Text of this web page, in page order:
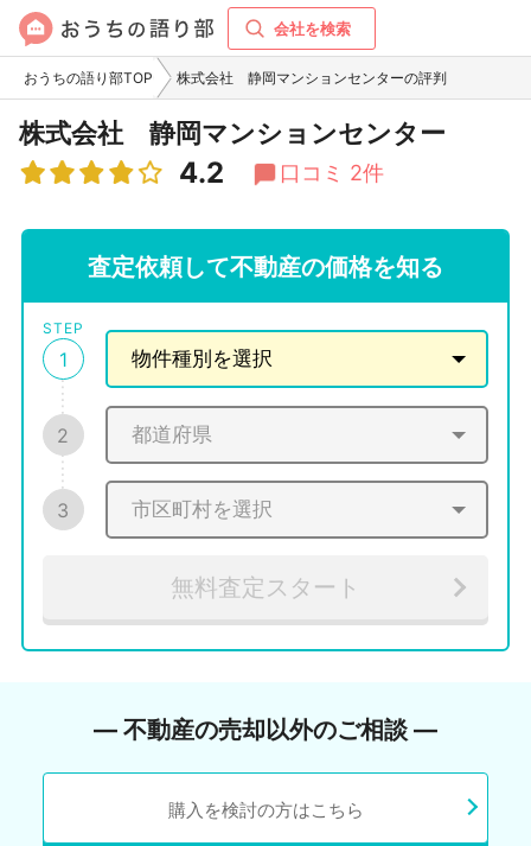
会社を検索
おうちの語り部TOP 株式会社 静岡マンションセンターの評判
株式会社 静岡マンションセンター
4.2 口コミ 2件
査定依頼して不動産の価格を知る
STEP
1
2
3
無料査定スタート
― 不動産の売却以外のご相談 ―
購入を検討の方はこちら